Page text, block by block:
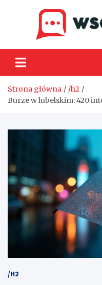
Strona główna
/h2
Burze w lubelskim: 420
/H2